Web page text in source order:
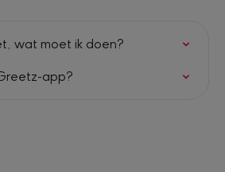
wat moet ik doen?
app?